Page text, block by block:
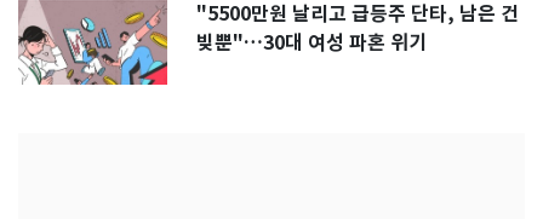
"5500만원 날리고 급등주 단타, 남은 건
빚뿐"…30대 여성 파혼 위기